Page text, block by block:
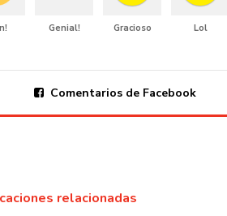
Genial! Gracioso Lol
Comentarios de Facebook
relacionadas